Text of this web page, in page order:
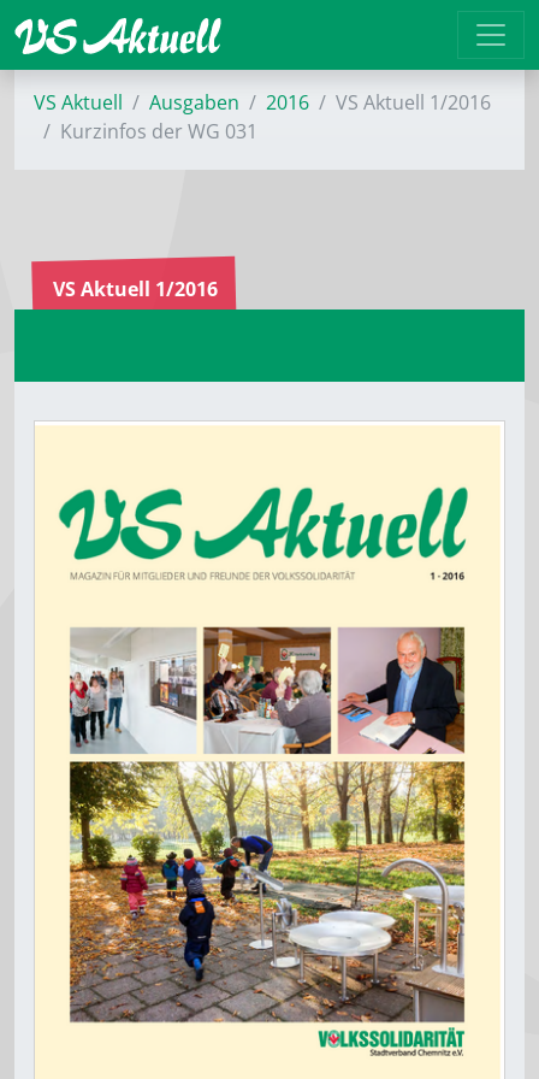
VS Aktuell Ausgaben 2016
VS Aktuell 1/2016
Kurzinfos der WG 031
VS Aktuell 1/2016